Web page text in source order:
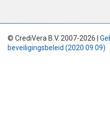
© CrediVera B.V. 2007-2026 |
beveiligingsbeleid (2020 09 09)